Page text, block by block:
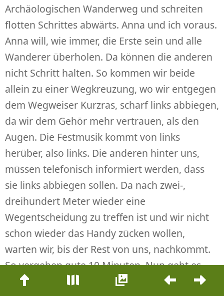
Beitrags-
Navigation
Archäologischen Wanderweg und schreiten
flotten Schrittes abwärts. Anna und ich voraus.
Anna will, wie immer, die Erste sein und alle
Wanderer überholen. Da können die anderen
nicht Schritt halten. So kommen wir beide
allein zu einer Wegkreuzung, wo wir entgegen
dem Wegweiser Kurzras, scharf links abbiegen,
da wir dem Gehör mehr vertrauen, als den
Augen. Die Festmusik kommt von links
herüber, also links. Die anderen hinter uns,
müssen telefonisch informiert werden, dass
sie links abbiegen sollen. Da nach zwei-,
dreihundert Meter wieder eine
Wegentscheidung zu treffen ist und wir nicht
schon wieder das Handy zücken wollen,
warten wir, bis der Rest von uns, nachkommt.
So vergehen gute 10 Minuten. Nun geht es
allesamt gemeinsam auf einem Wald Pfad